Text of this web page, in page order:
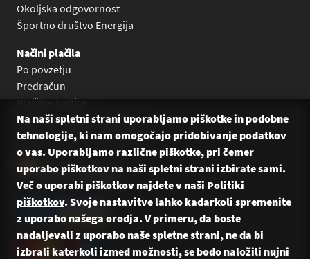
Okoljska odgovornost
Športno društvo Energija
Načini plačila
Po povzetju
Predračun
Plačilne kartice
Plačilo na obroke Leanpay
Plačilo na obroke s karticami
Na naši spletni strani uporabljamo piškotke in podobne
tehnologije, ki nam omogočajo pridobivanje podatkov
o vas. Uporabljamo različne piškotke, pri čemer
uporabo piškotkov na naši spletni strani izbirate sami.
Več o uporabi piškotkov najdete v naši Politiki
piškotkov. Svoje nastavitve lahko kadarkoli spremenite
z uporabo našega orodja. V primeru, da boste
nadaljevali z uporabo naše spletne strani, ne da bi
izbrali katerkoli izmed možnosti, se bodo naložili nujni